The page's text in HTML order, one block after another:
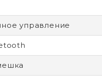
управление